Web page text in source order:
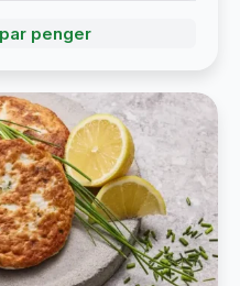
penger